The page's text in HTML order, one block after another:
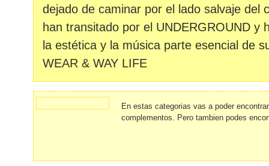
dejado de caminar por el lado salvaje del
han transitado por el UNDERGROUND y
la estética y la música parte esencial de
WEAR & WAY LIFE
En estas categorias vas a poder
complementos. Pero tambien podes